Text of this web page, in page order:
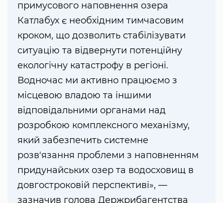
примусового наповнення озера
Катлабух є необхідним тимчасовим
кроком, що дозволить стабілізувати
ситуацію та відвернути потенційну
екологічну катастрофу в регіоні.
Водночас ми активно працюємо з
місцевою владою та іншими
відповідальними органами над
розробкою комплексного механізму,
який забезпечить системне
розв'язання проблеми з наповненням
придунайських озер та водосховищ в
довгостроковій перспективі», —
зазначив голова Держрибагентства